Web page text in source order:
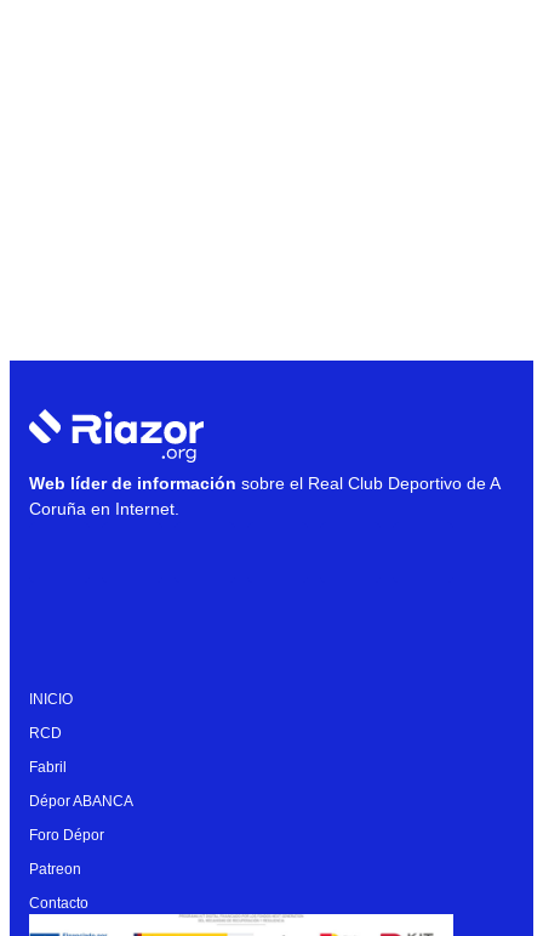
Web líder de información sobre el Real Club Deportivo de A
Coruña en Internet.
INICIO
RCD
Fabril
Dépor ABANCA
Foro Dépor
Patreon
Contacto